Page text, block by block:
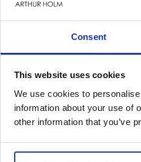
Consent
This website uses cookies
We use cookies to
information about your use of
other information that you’ve
In una conferenza o riunione
degli interpreti è molto
accurato. Gli interpreti